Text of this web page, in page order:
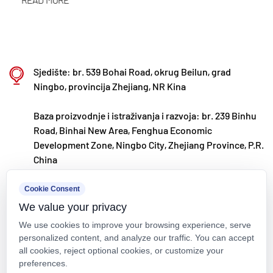
"Made in China".
Ningbo • Fenghua baza za istraživanje i razvoj i
proizvodnju
S ukupnim ulaganjem od 200 milijuna RMB, Kaixin
Ultra-Pure Pipe Technology (Ningbo) Co., Ltd.
uspostavio je novi laboratorij za materijale u
suradnji sa sveučilištima i istraživačkim
institutima, izgradio modernu proizvodnu bazu i
instalirao 8 potpuno automatiziranih proizvodnih
linija za modificiranu plastiku i 8 za polimerne
Sjedište: br. 539 Bohai Road, okrug Beilun, grad
Ningbo, provincija Zhejiang, NR Kina
Baza proizvodnje i istraživanja i razvoja: br. 239 Binhu
Road, Binhai New Area, Fenghua Economic
Development Zone, Ningbo City, Zhejiang Province, P.R.
China
kxpv@kxpv.com
+86-18067123177
Cookie Consent
We value your privacy
We use cookies to improve your browsing experience, serve
personalized content, and analyze our traffic. You can accept
all cookies, reject optional cookies, or customize your
preferences.